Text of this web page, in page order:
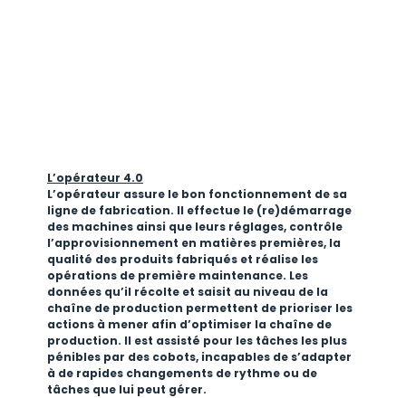
L’opérateur 4.0
L’opérateur assure le bon fonctionnement de sa
ligne de fabrication. Il effectue le (re)démarrage
des machines ainsi que leurs réglages, contrôle
l’approvisionnement en matières premières, la
qualité des produits fabriqués et réalise les
opérations de première maintenance. Les
données qu’il récolte et saisit au niveau de la
chaîne de production permettent de prioriser les
actions à mener afin d’optimiser la chaîne de
production. Il est assisté pour les tâches les plus
pénibles par des cobots, incapables de s’adapter
à de rapides changements de rythme ou de
tâches que lui peut gérer.